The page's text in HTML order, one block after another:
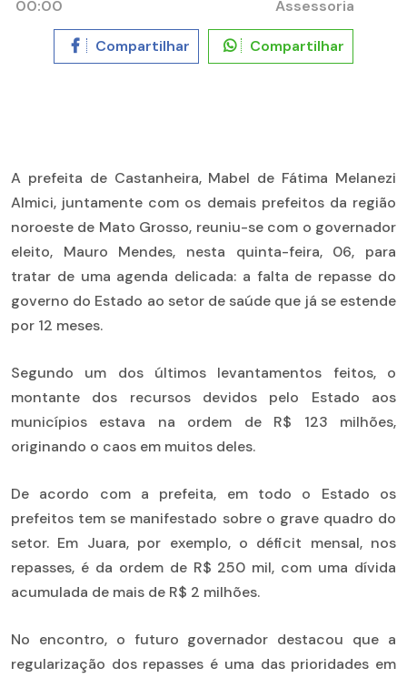
00:00
Assessoria
Compartilhar Compartilhar
A prefeita de Castanheira, Mabel de Fátima Melanezi
Almici, juntamente com os demais prefeitos da região
noroeste de Mato Grosso, reuniu-se com o governador
eleito, Mauro Mendes, nesta quinta-feira, 06, para
tratar de uma agenda delicada: a falta de repasse do
governo do Estado ao setor de saúde que já se estende
por 12 meses.
Segundo um dos últimos levantamentos feitos, o
montante dos recursos devidos pelo Estado aos
municípios estava na ordem de R$ 123 milhões,
originando o caos em muitos deles.
De acordo com a prefeita, em todo o Estado os
prefeitos tem se manifestado sobre o grave quadro do
setor. Em Juara, por exemplo, o déficit mensal, nos
repasses, é da ordem de R$ 250 mil, com uma dívida
acumulada de mais de R$ 2 milhões.
No encontro, o futuro governador destacou que a
regularização dos repasses é uma das prioridades em